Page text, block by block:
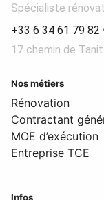
Spécialiste
+33 6 34 61 79 82
17 chemin de
Nos métiers
Rénovation
Contractant
MOE d’exécution
Entreprise TCE
Infos